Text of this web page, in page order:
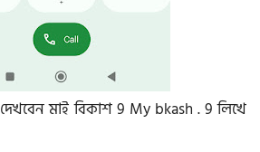
দেখবেন মাই বিকাশ 9 My bkash . 9 লিখে